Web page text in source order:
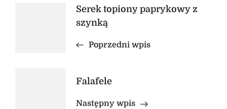
NawigacjaSerek topiony paprykowy z
szynką
Poprzedni wpis
Falafele
Następny wpis